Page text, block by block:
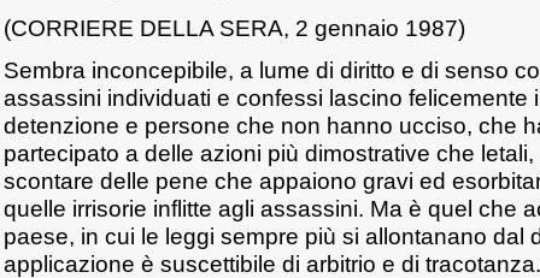
(CORRIERE DELLA SERA, 2 gennaio 1987)
Sembra inconcepibile, a lume di diritto e di senso
assassini individuati e confessi lascino felicemente
detenzione e persone che non hanno ucciso, che
partecipato a delle azioni più dimostrative che
scontare delle pene che appaiono gravi ed
quelle irrisorie inflitte agli assassini. Ma è quel che
paese, in cui le leggi sempre più si allontanano dal
applicazione è suscettibile di arbitrio e di tracotanza.